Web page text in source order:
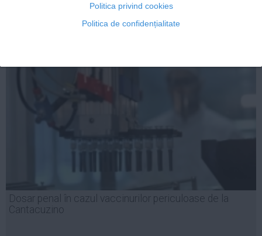
Politica privind cookies
Politica de confidențialitate
Dosar penal în cazul vaccinurilor periculoase de la
Cantacuzino